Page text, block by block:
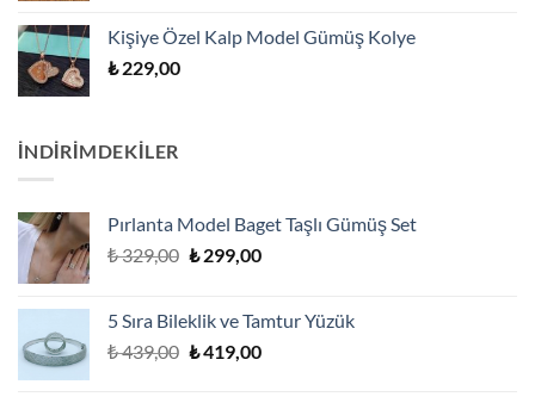
Kişiye Özel Kalp Model Gümüş Kolye
₺229,00
İNDİRİMDEKİLER
Pırlanta Model Baget Taşlı Gümüş Set
₺329,00 Orijinal
₺299,00Şu
₺ 299,00.
5 Sıra Bileklik ve Tamtur Yüzük
₺439,00 Orijinal
₺419,00Şu